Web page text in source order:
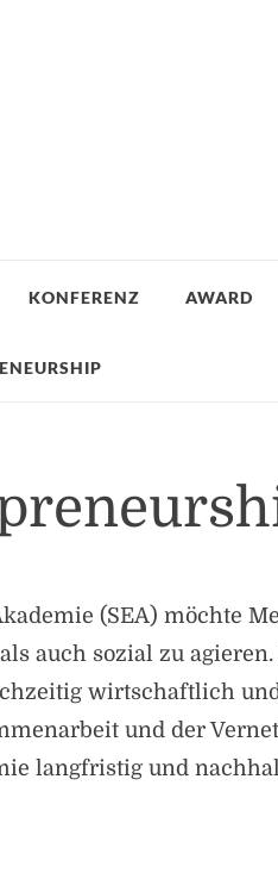
KONFERENZ AWARD
(SEA) möchte
auch sozial zu
wirtschaftlich
und der
langfristig und